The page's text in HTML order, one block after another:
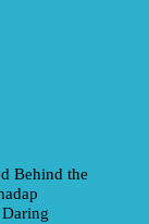
Behind the